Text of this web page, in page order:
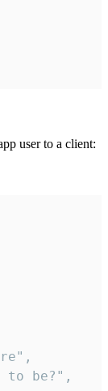
user to a client: